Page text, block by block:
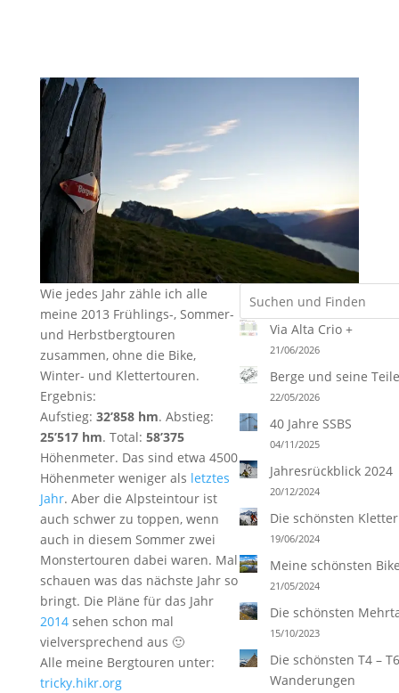
Wie jedes Jahr zähle ich alle
meine 2013 Frühlings-, Sommer-
und Herbstbergtouren
zusammen, ohne die Bike,
Winter- und Klettertouren.
Ergebnis:
Aufstieg: 32’858 hm. Abstieg:
25’517 hm. Total: 58’375
Höhenmeter. Das sind etwa 4500
Höhenmeter weniger als letztes
Jahr. Aber die Alpsteintour ist
auch schwer zu toppen, wenn
auch in diesem Sommer zwei
Monstertouren dabei waren. Mal
schauen was das nächste Jahr so
bringt. Die Pläne für das Jahr
2014sehen schon mal
vielversprechend aus 🙂
Alle meine Bergtouren unter:
tricky.hikr.org
Via Alta Crio +
21/06/2026
Berge und seine Teile
22/05/2026
40 Jahre SSBS
04/11/2025
Jahresrückblick 2024
20/12/2024
Die schönsten
19/06/2024
Meine schönsten
21/05/2024
Die schönsten
15/10/2023
Die schönsten T4 – T6
Wanderungen